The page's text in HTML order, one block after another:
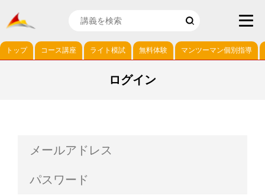
トップ コース講座 ライト模試 無料体験 マンツーマン個別指導
ログイン